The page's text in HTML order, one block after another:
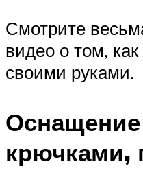
Смотрите
видео о том,
своими руками.
крючками,